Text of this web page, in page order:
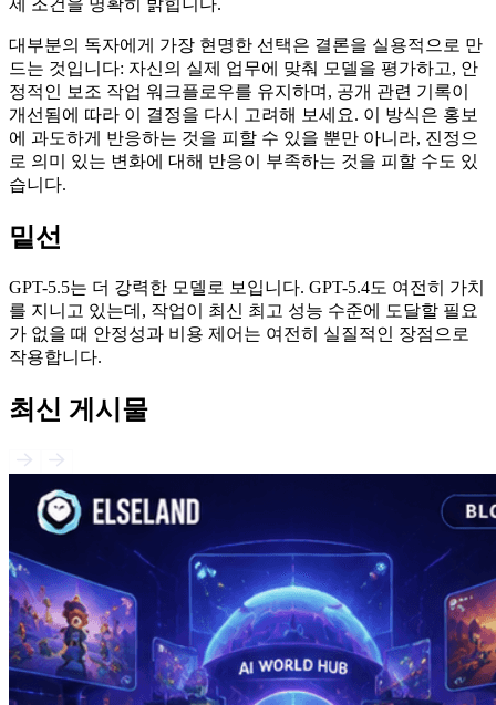
제 조건을 명확히 밝힙니다.
대부분의 독자에게 가장 현명한 선택은 결론을 실용적으로 만
드는 것입니다: 자신의 실제 업무에 맞춰 모델을 평가하고, 안
정적인 보조 작업 워크플로우를 유지하며, 공개 관련 기록이
개선됨에 따라 이 결정을 다시 고려해 보세요. 이 방식은 홍보
에 과도하게 반응하는 것을 피할 수 있을 뿐만 아니라, 진정으
로 의미 있는 변화에 대해 반응이 부족하는 것을 피할 수도 있
습니다.
밑선
GPT-5.5는 더 강력한 모델로 보입니다. GPT-5.4도 여전히 가치
를 지니고 있는데, 작업이 최신 최고 성능 수준에 도달할 필요
가 없을 때 안정성과 비용 제어는 여전히 실질적인 장점으로
작용합니다.
최신 게시물